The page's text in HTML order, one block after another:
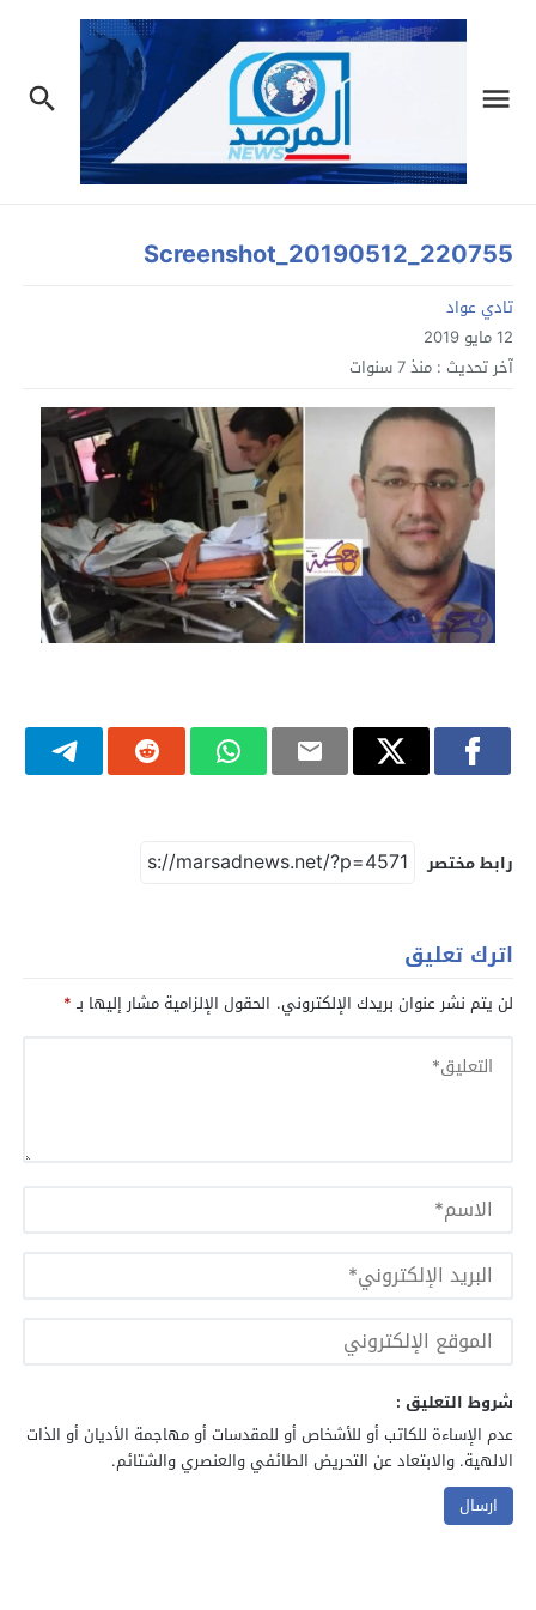
Screenshot_20190512_220755
تادي عواد
12 مايو 2019
آخر تحديث : منذ 7 سنوات
رابط مختصر
اترك تعليق
لن يتم نشر عنوان بريدك الإلكتروني. الحقول الإلزامية مشار إليها بـ*
شروط التعليق :
عدم الإساءة للكاتب أو للأشخاص أو للمقدسات أو مهاجمة الأديان أو الذات
الالهية. والابتعاد عن التحريض الطائفي والعنصري والشتائم.